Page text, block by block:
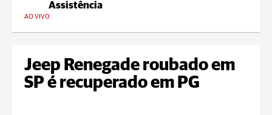
Assistência
AO VIVO
Jeep Renegade roubado em
SP é recuperado em PG